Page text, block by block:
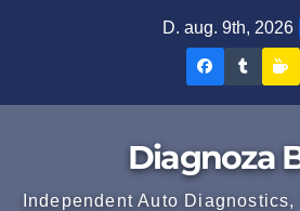
D. aug. 9th, 2026
Diagnoza
Facebook
Diagnoza
Independent Auto